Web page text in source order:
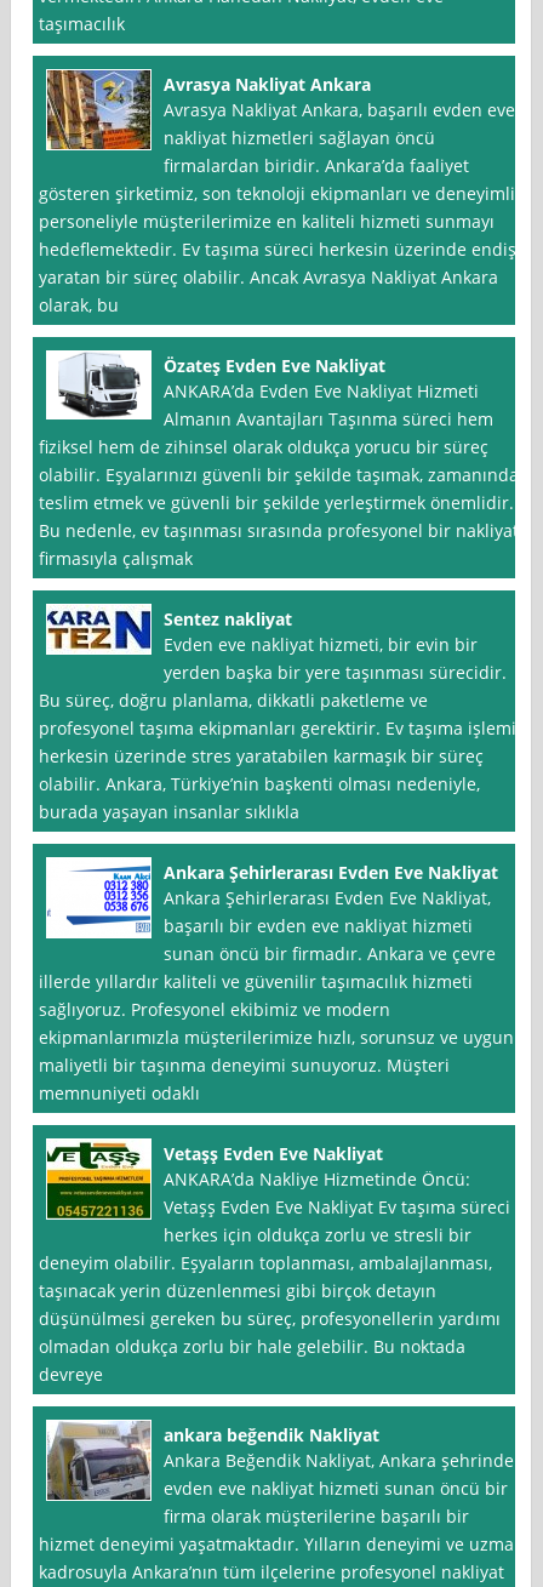
taşımacılık
Avrasya Nakliyat Ankara
Avrasya Nakliyat Ankara, başarılı evden eve
nakliyat hizmetleri sağlayan öncü
firmalardan biridir. Ankara’da faaliyet
gösteren şirketimiz, son teknoloji ekipmanları ve deneyimli
personeliyle müşterilerimize en kaliteli hizmeti sunmayı
hedeflemektedir. Ev taşıma süreci herkesin üzerinde endişe
yaratan bir süreç olabilir. Ancak Avrasya Nakliyat Ankara
olarak, bu
Özateş Evden Eve Nakliyat
ANKARA’da Evden Eve Nakliyat Hizmeti
Almanın Avantajları Taşınma süreci hem
fiziksel hem de zihinsel olarak oldukça yorucu bir süreç
olabilir. Eşyalarınızı güvenli bir şekilde taşımak, zamanında
teslim etmek ve güvenli bir şekilde yerleştirmek önemlidir.
Bu nedenle, ev taşınması sırasında profesyonel bir nakliyat
firmasıyla çalışmak
Sentez nakliyat
Evden eve nakliyat hizmeti, bir evin bir
yerden başka bir yere taşınması sürecidir.
Bu süreç, doğru planlama, dikkatli paketleme ve
profesyonel taşıma ekipmanları gerektirir. Ev taşıma işlemi,
herkesin üzerinde stres yaratabilen karmaşık bir süreç
olabilir. Ankara, Türkiye’nin başkenti olması nedeniyle,
burada yaşayan insanlar sıklıkla
Ankara Şehirlerarası Evden Eve Nakliyat
Ankara Şehirlerarası Evden Eve Nakliyat,
başarılı bir evden eve nakliyat hizmeti
sunan öncü bir firmadır. Ankara ve çevre
illerde yıllardır kaliteli ve güvenilir taşımacılık hizmeti
sağlıyoruz. Profesyonel ekibimiz ve modern
ekipmanlarımızla müşterilerimize hızlı, sorunsuz ve uygun
maliyetli bir taşınma deneyimi sunuyoruz. Müşteri
memnuniyeti odaklı
Vetaşş Evden Eve Nakliyat
ANKARA’da Nakliye Hizmetinde Öncü:
Vetaşş Evden Eve Nakliyat Ev taşıma süreci
herkes için oldukça zorlu ve stresli bir
deneyim olabilir. Eşyaların toplanması, ambalajlanması,
taşınacak yerin düzenlenmesi gibi birçok detayın
düşünülmesi gereken bu süreç, profesyonellerin yardımı
olmadan oldukça zorlu bir hale gelebilir. Bu noktada
devreye
ankara beğendik Nakliyat
Ankara Beğendik Nakliyat, Ankara şehrinde
evden eve nakliyat hizmeti sunan öncü bir
firma olarak müşterilerine başarılı bir
hizmet deneyimi yaşatmaktadır. Yılların deneyimi ve uzman
kadrosuyla Ankara’nın tüm ilçelerine profesyonel nakliyat